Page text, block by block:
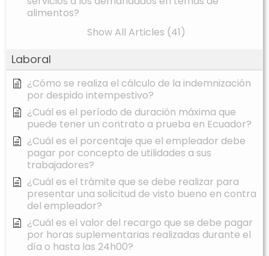
alimentos?
Show All Articles (41)
Laboral
¿Cómo se realiza el cálculo de la indemnización
por despido intempestivo?
¿Cuál es el período de duración máxima que
puede tener un contrato a prueba en Ecuador?
¿Cuál es el porcentaje que el empleador debe
pagar por concepto de utilidades a sus
trabajadores?
¿Cuál es el trámite que se debe realizar para
presentar una solicitud de visto bueno en contra
del empleador?
¿Cuál es el valor del recargo que se debe pagar
por horas suplementarias realizadas durante el
día o hasta las 24h00?